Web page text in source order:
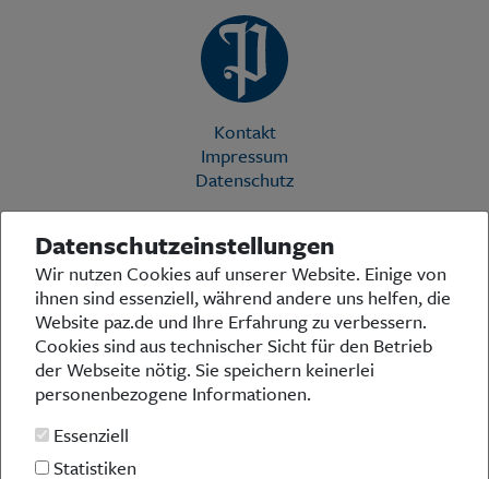
Kontakt
Impressum
Datenschutz
Die Preußische Allgemeine Zeitung (PAZ) ist eine einzigartige Stimme
in der deutschen Medienlandschaft. Woche für Woche berichtet sie
über das aktuelle Zeitgeschehen in Politik, Kultur und Wirtschaft und
bezieht zu den grundlegenden Entwicklungen unserer Gesellschaft
Stellung. In ihrer Arbeit fühlt sich die Redaktion dem traditionellen
preußischen Wertekanon verpflichtet: Das alte Preußen stand und
steht für religiöse und weltanschauliche Toleranz, für Heimatliebe
und Weltoffenheit, für Rechtstaatlichkeit und intellektuelle
Handeln in allen Bereichen der Gesellschaft. In diesem Sinne pflegt
die PAZ eine offene Debattenkultur, die gleichermaßen den eigenen
Datenschutzeinstellungen
Wir nutzen Cookies auf unserer Website. Einige von
ihnen sind essenziell, während andere uns helfen, die
Website paz.de und Ihre Erfahrung zu verbessern.
Cookies sind aus technischer Sicht für den Betrieb
der Webseite nötig. Sie speichern keinerlei
personenbezogene Informationen.
Essenziell
Statistiken